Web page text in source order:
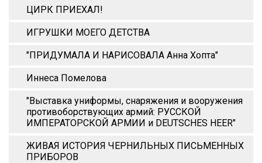
ЦИРК ПРИЕХАЛ!
ИГРУШКИ МОЕГО ДЕТСТВА
"ПРИДУМАЛА И НАРИСОВАЛА Анна Xопта"
Иннеса Помелова
"Выставка униформы, снаряжения и вооружения
противоборствующих армий: РУССКОЙ
ИМПЕРАТОРСКОЙ АРМИИ и DEUTSCHES HEER"
ЖИВАЯ ИСТОРИЯ ЧЕРНИЛЬНЫХ ПИСЬМЕННЫХ
ПРИБОРОВ